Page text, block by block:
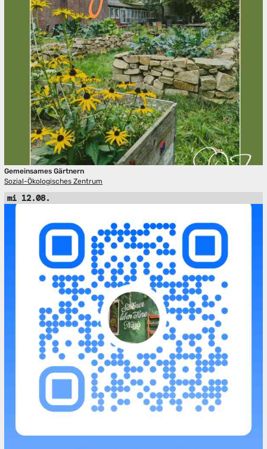
Gemeinsames Gärtnern
Sozial-Ökologisches Zentrum
mi 12.08.